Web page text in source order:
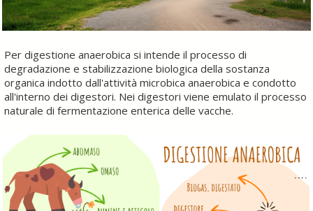
Per digestione anaerobica si intende il processo di
degradazione e stabilizzazione biologica della sostanza
organica indotto dall'attività microbica anaerobica e condotto
all'interno dei digestori. Nei digestori viene emulato il processo
naturale di fermentazione enterica delle vacche.​